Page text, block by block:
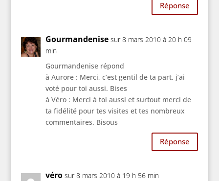
Réponse
Gourmandenise sur 8 mars 2010 à 20 h 09
min
Gourmandenise répond
à Aurore : Merci, c’est gentil de ta part, j’ai
voté pour toi aussi. Bises
à Véro : Merci à toi aussi et surtout merci de
ta fidélité pour tes visites et tes nombreux
commentaires. Bisous
Réponse
véro sur 8 mars 2010 à 19 h 56 min